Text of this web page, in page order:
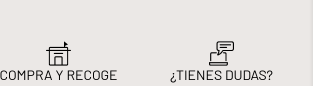
COMPRA Y RECOGE ¿TIENES DUDAS?